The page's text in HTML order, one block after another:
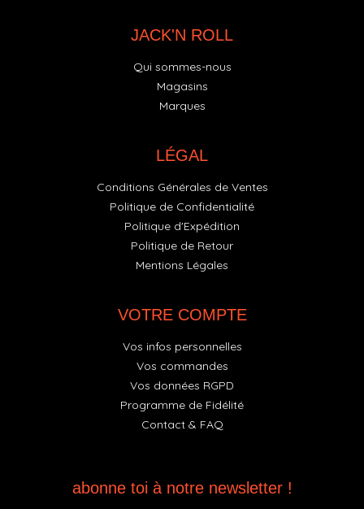
JACK'N ROLL
Qui sommes-nous
Magasins
Marques
LÉGAL
Conditions Générales de Ventes
Politique de Confidentialité
Politique d'Expédition
Politique de Retour
Mentions Légales
VOTRE COMPTE
Vos infos personnelles
Vos commandes
Vos données RGPD
Programme de Fidélité
Contact & FAQ
abonne toi à notre newsletter !